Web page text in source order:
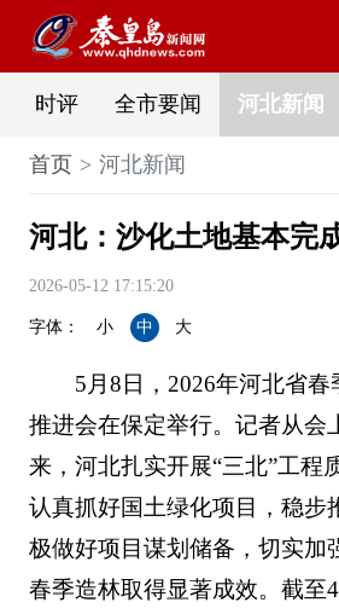
时评 全市要闻 河北新闻
首页 河北新闻
河北：沙化土地基本完
2026-05-12 17:15:20
字体： 小 中 大
5月8日，2026年河北省
推进会在保定举行。记者从会
来，河北扎实开展“三北”工程
认真抓好国土绿化项目，稳步
极做好项目谋划储备，切实加
春季造林取得显著成效。截至